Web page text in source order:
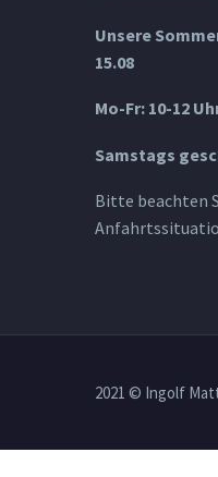
Unsere
15.08
Mo-Fr: 10-12
Samstags
Bitte beachten
2021 © Ingolf